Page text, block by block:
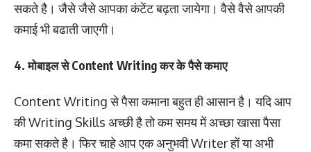
सकते है। जैसे जैसे आपका कंटेंट बढ़ता जायेगा। वैसे वैसे आपकी
कमाई भी बढाती जाएगी।
4. मोबाइल से Content Writing कर के पैसे कमाए
Content Writing से पैसा कमाना बहुत ही आसान है। यदि आप
की Writing Skills अच्छी है तो कम समय में अच्छा खासा पैसा
कमा सकते है। फिर चाहे आप एक अनुभवी Writer हों या अभी